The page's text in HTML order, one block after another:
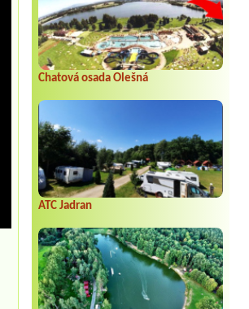
Chatová osada Olešná
ATC Jadran